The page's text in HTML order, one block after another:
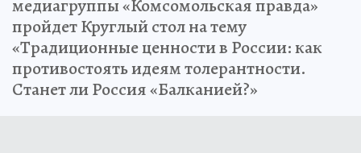
медиагруппы «Комсомольская правда»
пройдет Круглый стол на тему
«Традиционные ценности в России: как
противостоять идеям толерантности.
Станет ли Россия «Балканией?»